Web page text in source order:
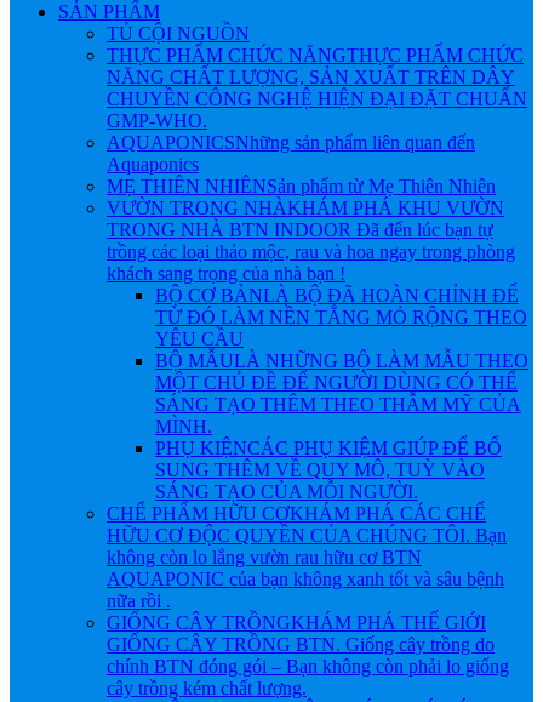
SẢN PHẨM
TỦ CỘI NGUỒN
THỰC PHẨM CHỨC NĂNGTHỰC PHẨM CHỨC
NĂNG CHẤT LƯỢNG, SẢN XUẤT TRÊN DÂY
CHUYỀN CÔNG NGHỆ HIỆN ĐẠI ĐẶT CHUẨN
GMP-WHO.
AQUAPONICSNhững sản phẩm liên quan đến
Aquaponics
MẸ THIÊN NHIÊNSản phẩm từ Mẹ Thiên Nhiên
VƯỜN TRONG NHÀKHÁM PHÁ KHU VƯỜN
TRONG NHÀ BTN INDOOR Đã đến lúc bạn tự
trồng các loại thảo mộc, rau và hoa ngay trong phòng
khách sang trọng của nhà bạn !
BỘ CƠ BẢNLÀ BỘ ĐÃ HOÀN CHỈNH ĐỂ
TỪ ĐÓ LÀM NỀN TẲNG MỎ RỘNG THEO
YÊU CẦU
BỘ MẪULÀ NHỮNG BỘ LÀM MẪU THEO
MỘT CHỦ ĐỀ ĐỂ NGƯỜI DÙNG CÓ THỂ
SÁNG TẠO THÊM THEO THẪM MỸ CỦA
MÌNH.
PHỤ KIỆNCÁC PHỤ KIỆM GIÚP ĐỂ BỔ
SUNG THÊM VỀ QUY MÔ, TUỲ VÀO
SÁNG TẠO CỦA MỖI NGƯỜI.
CHẾ PHẨM HỮU CƠKHÁM PHÁ CÁC CHẾ
HỮU CƠ ĐỘC QUYỀN CỦA CHÚNG TÔI. Bạn
không còn lo lắng vườn rau hữu cơ BTN
AQUAPONIC của bạn không xanh tốt và sâu bệnh
nữa rồi .
GIỐNG CÂY TRỒNGKHÁM PHÁ THẾ GIỚI
GIỐNG CÂY TRỒNG BTN. Giống cây trồng do
chính BTN đóng gói – Bạn không còn phải lo giống
cây trồng kém chất lượng.